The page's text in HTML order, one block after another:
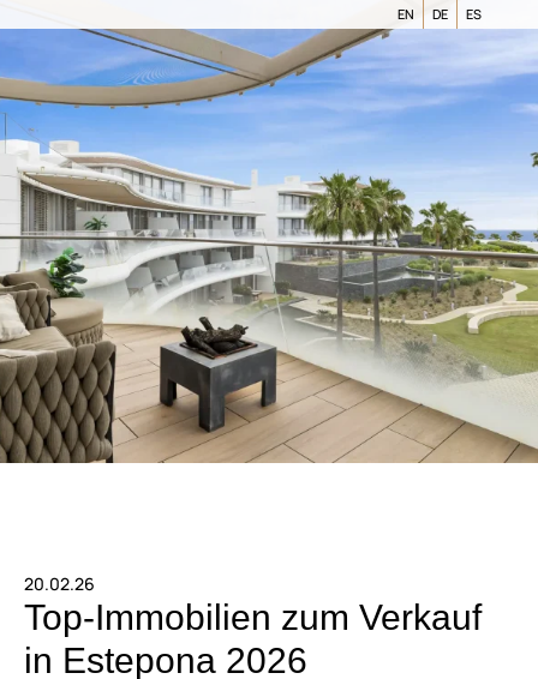
EN DE ES
20.02.26
Top-Immobilien zum Verkauf
in Estepona 2026